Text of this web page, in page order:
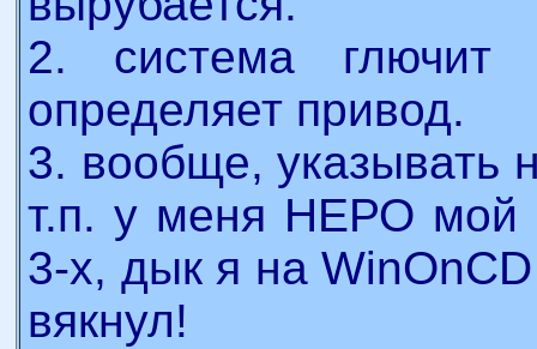
2. система
определяет привод.
3. вообще, указывать
т.п. у меня НЕРО мой
3-х, дык я на
вякнул!